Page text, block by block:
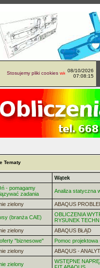
Stosujemy pliki cookieswięcej...08/10/2026
07:08:15
Tematy
Wątek
- pomagamy
zadania
Analiza statyczna
zielony ABAQUS
(branża CAE)
OBLICZENIA
RYSUNEK
zielony
ABAQUS BŁĄD
"biznesowe"
Pomoc projektowa
zielony
ABAQUS -
zielony
WSTĘPNE